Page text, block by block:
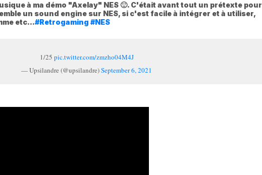
à ma démo "Axelay" NES 🙂. C'était avant tout un prétexte pour
un sound engine sur NES, si c'est facile à intégrer et à utiliser,
etc...#Retrogaming #NES
1/25 pic.twitter.com/zmzho04M4J
— Upsilandre (@upsilandre)September 6, 2021